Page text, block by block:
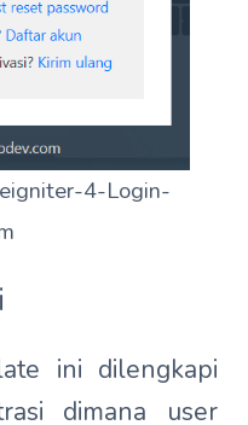
4-Login-
ini dilengkapi
dimana user